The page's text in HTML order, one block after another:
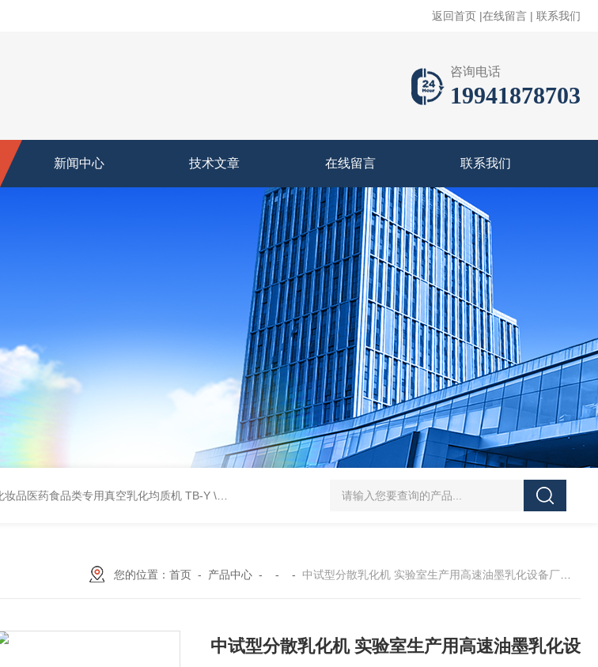
返回首页 |在线留言 | 联系我们
咨询电话
19941878703
新闻中心 技术文章 在线留言 联系我们
妆品医药食品类专用真空乳化均质机 TB-Y \TB-SSID全自动圆瓶罐贴标机 SJMFSID/希德 鸡骨泥湿法粉碎胶体磨 超细粉
您的位置： 首页- 产品中心- - - 中试型分散乳化机 实验室生产用高速油墨乳化设备厂家SID/希德SA60
中试型分散乳化机 实验室生产用高速油墨乳化设